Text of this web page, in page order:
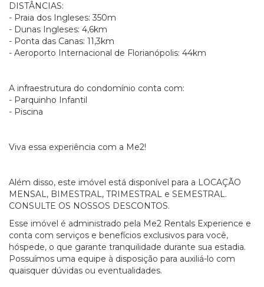
DISTÂNCIAS:
- Praia dos Ingleses: 350m
- Dunas Ingleses: 4,6km
- Ponta das Canas: 11,3km
- Aeroporto Internacional de Florianópolis: 44km
A infraestrutura do condomínio conta com:
- Parquinho Infantil
- Piscina
Viva essa experiência com a Me2!
Além disso, este imóvel está disponível para a LOCAÇÃO
MENSAL, BIMESTRAL, TRIMESTRAL e SEMESTRAL.
CONSULTE OS NOSSOS DESCONTOS.
Esse imóvel é administrado pela Me2 Rentals Experience e
conta com serviços e benefícios exclusivos para você,
hóspede, o que garante tranquilidade durante sua estadia.
Possuímos uma equipe à disposição para auxiliá-lo com
quaisquer dúvidas ou eventualidades.